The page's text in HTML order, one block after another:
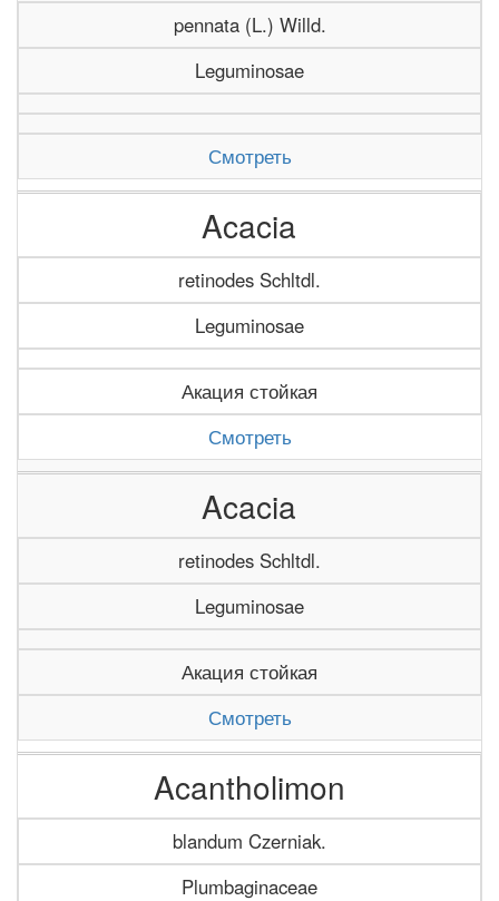
pennata (L.) Willd.
Leguminosae
Смотреть
Acacia
retinodes Schltdl.
Leguminosae
Акация стойкая
Смотреть
Acacia
retinodes Schltdl.
Leguminosae
Акация стойкая
Смотреть
Acantholimon
blandum Czerniak.
Plumbaginaceae